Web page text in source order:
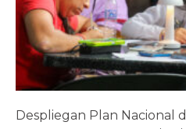
Despliegan Plan Nacional